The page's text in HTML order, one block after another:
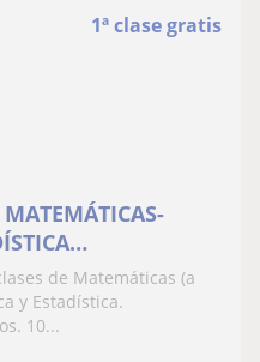
1ª clase gratis
MATEMÁTICAS-
de Matemáticas (a
y Estadística.
10...